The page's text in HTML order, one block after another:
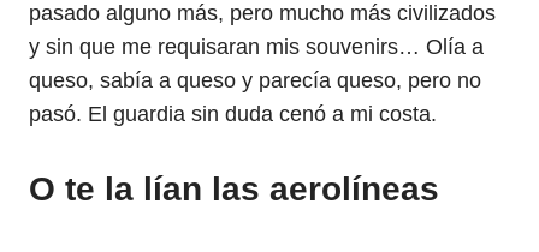
pasado alguno más, pero mucho más civilizados
y sin que me requisaran mis souvenirs… Olía a
queso, sabía a queso y parecía queso, pero no
pasó. El guardia sin duda cenó a mi costa.
O te la lían las aerolíneas